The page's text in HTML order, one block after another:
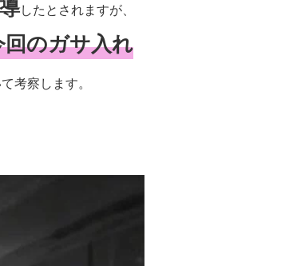
したとされますが、
のガサ入れ
考察します。